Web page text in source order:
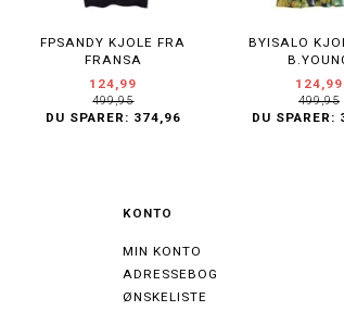
FPSANDY KJOLE FRA
FRANSA
124,99
499,95
DU SPARER: 374,96
BYISALO
124,99
499,95
DU SPARER:
KONTO
MIN KONTO
ADRESSEBOG
ØNSKELISTE